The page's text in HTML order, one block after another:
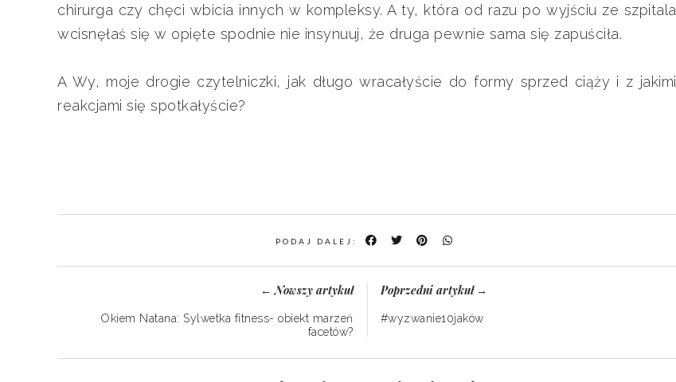
chirurga czy chęci wbicia innych w kompleksy. A ty, która od razu po wyjściu ze szpitala
wcisnęłaś się w opięte spodnie nie insynuuj, że druga pewnie sama się zapuściła.
A Wy, moje drogie czytelniczki, jak długo wracałyście do formy sprzed ciąży i z jakimi
reakcjami się spotkałyście?
PODAJ DALEJ:
←Nowszy artykuł
Okiem Natana: Sylwetka fitness- obiekt marzeń
facetów?
Poprzedni artykuł→
#wyzwanie10jaków